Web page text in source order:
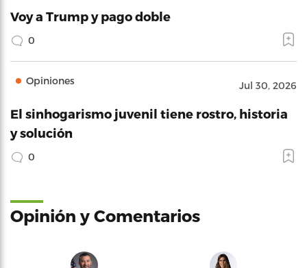
Voy a Trump y pago doble
0
Opiniones Jul 30, 2026
El sinhogarismo juvenil tiene rostro, historia
y solución
0
Opinión y Comentarios